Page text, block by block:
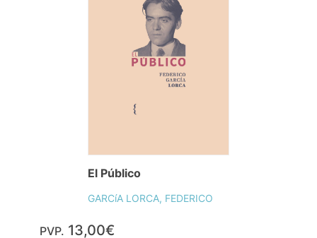
El Público
GARCíA LORCA, FEDERICO
PVP. 13,00€